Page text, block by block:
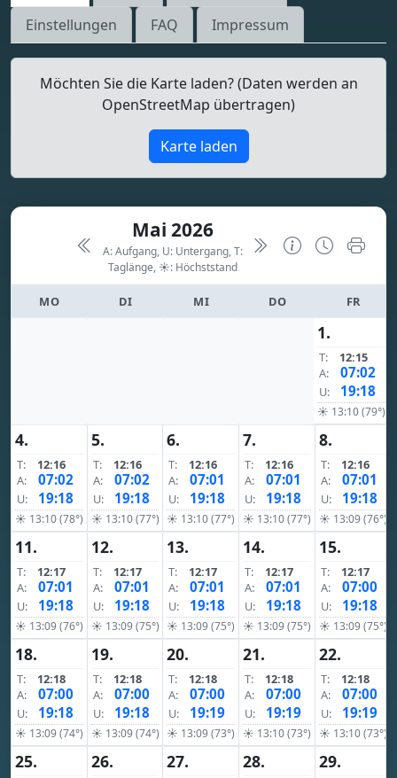
Einstellungen
FAQ Impressum
Möchten Sie die Karte laden? (Daten werden an
OpenStreetMap übertragen)
Karte laden
Mai 2026
A: Aufgang, U: Untergang, T:
Taglänge, ☀: Höchststand
MO DI MI DO FR
1.
T:
12:15
A:
07:02
U: 19:18
☀ 13:10 (79°)
4.
T:
12:16
A:
07:02
U: 19:18
☀ 13:10 (78°)
5.
T:
12:16
A:
07:02
U: 19:18
☀ 13:10 (77°)
6.
T:
12:16
A:
07:01
U: 19:18
☀ 13:10 (77°)
7.
T:
12:16
A:
07:01
U: 19:18
☀ 13:10 (77°)
8.
T:
12:16
A:
07:01
U: 19:18
☀ 13:09 (76°)
11.
T:
12:17
A:
07:01
U: 19:18
☀ 13:09 (76°)
12.
T:
12:17
A:
07:01
U: 19:18
☀ 13:09 (75°)
13.
T:
12:17
A:
07:01
U: 19:18
☀ 13:09 (75°)
14.
T:
12:17
A:
07:01
U: 19:18
☀ 13:09 (75°)
15.
T:
12:17
A:
07:00
U: 19:18
☀ 13:09 (75°)
18.
T:
12:18
A:
07:00
U: 19:18
☀ 13:09 (74°)
19.
T:
12:18
A:
07:00
U: 19:18
☀ 13:09 (74°)
20.
T:
12:18
A:
07:00
U: 19:19
☀ 13:09 (73°)
21.
T:
12:18
A:
07:00
U: 19:19
☀ 13:10 (73°)
22.
T:
12:18
A:
07:00
U: 19:19
☀ 13:10 (73°)
25. 26. 27. 28. 29.